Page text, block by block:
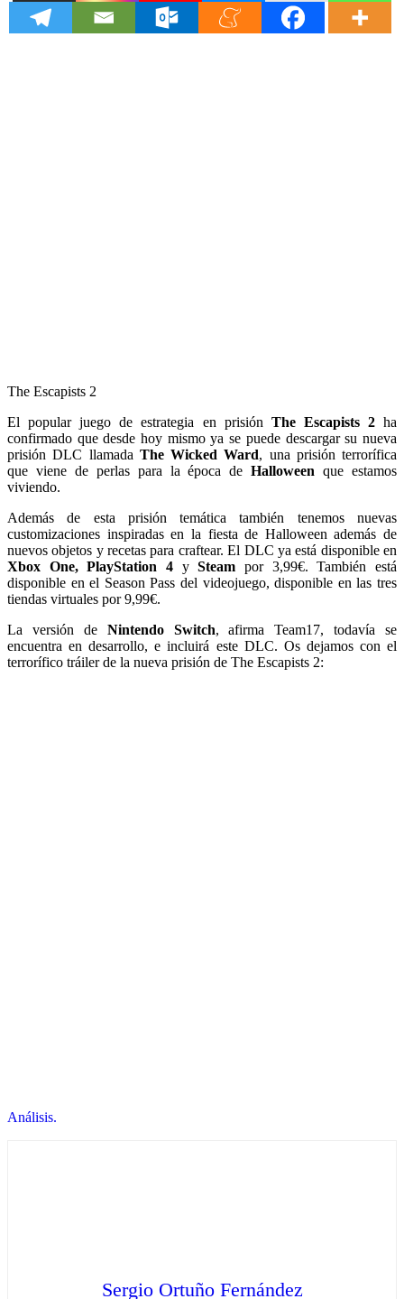
The Escapists 2
El popular juego de estrategia en prisión The Escapists 2ha
confirmado que desde hoy mismo ya se puede descargar su nueva
prisión DLC llamada The Wicked Ward, una prisión terrorífica
que viene de perlas para la época deHalloween que estamos
viviendo.
Además de esta prisión temática también tenemos nuevas
customizaciones inspiradas en la fiesta de Halloween además de
nuevos objetos y recetas para craftear. El DLC ya está disponible en
Xbox One, PlayStation 4 ySteam por 3,99€. También está
disponible en el Season Pass del videojuego, disponible en las tres
tiendas virtuales por 9,99€.
La versión de Nintendo Switch, afirma Team17, todavía se
encuentra en desarrollo, e incluirá este DLC. Os dejamos con el
terrorífico tráiler de la nueva prisión de The Escapists 2:
Análisis.
Sergio Ortuño Fernández